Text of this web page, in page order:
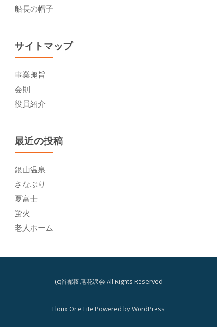
船長の帽子
サイトマップ
事業趣旨
会則
役員紹介
最近の投稿
銀山温泉
さなぶり
夏富士
蛍火
老人ホーム
(c)首都圏尾花沢会 All Rights Reserved
第
Llorix One Lite Powered byWordPress